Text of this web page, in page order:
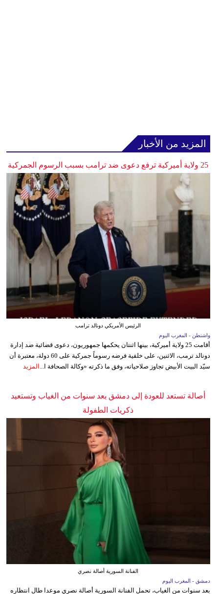
المزيد من الأخبار
25 ولاية أميركية ترفع دعوى ضد ترامب بسبب الرسوم الجمركية
الرئيس الأمريكي دونالد ترامب
واشنطن - المغرب اليوم
أقامت 25 ولاية أميركية، بينها اثنتان يحكمها جمهوريون، دعوى قضائية ضد إدارة
دونالد ترمب، الاثنين، على خلفية فرضه رسوماً جمركية على 60 دولة، معتبرة أن
سيّد البيت الأبيض تجاوز صلاحياته، وفق ما ذكرته «وكالة الصحافة ا... المزيد
أصالة تستعد للعودة إلى دمشق بعد سنوات من الغياب وتستعيد
ذكريات الطفولة
الفنانة السورية أصالة نصري
دمشق - المغرب اليوم
بعد سنوات من الغياب، تحمل الفنانة السورية أصالة نصري موعدا طال انتظاره